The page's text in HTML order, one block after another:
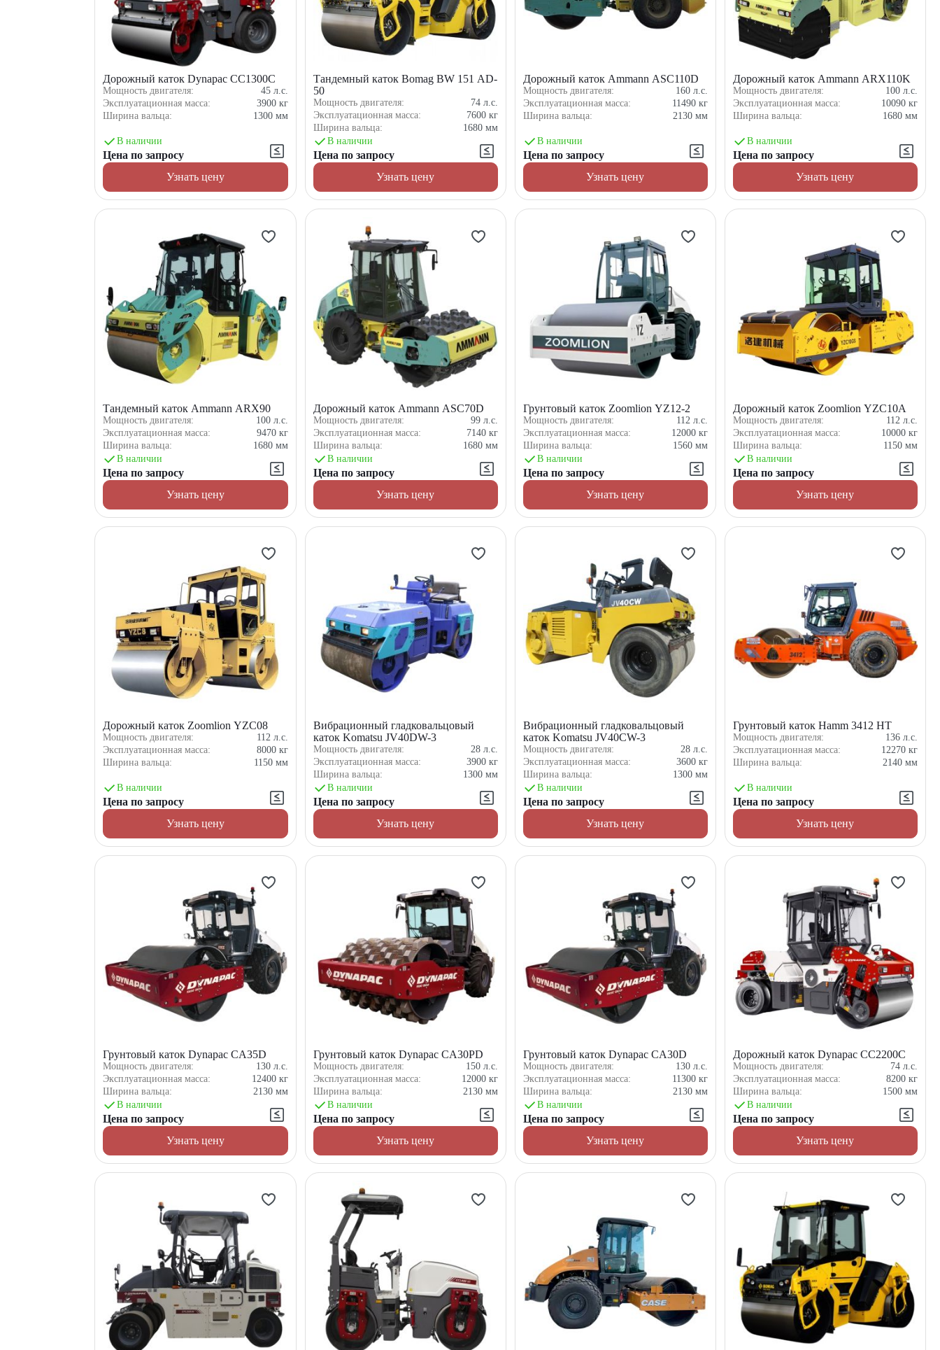
Дорожный каток Dynapac CC1300C
Мощность двигателя: 45 л.с.
Эксплуатационная масса:
3900 кг
Ширина вальца:
1300 мм
В наличии
Цена по запросу
Узнать цену
Тандемный каток Bomag BW 151 AD-
50
Мощность двигателя: 74 л.с.
Эксплуатационная масса:
7600 кг
Ширина вальца:
1680 мм
В наличии
Цена по запросу
Узнать цену
Дорожный каток Ammann ASC110D
Мощность двигателя: 160 л.с.
Эксплуатационная масса:
11490 кг
Ширина вальца:
2130 мм
В наличии
Цена по запросу
Узнать цену
Дорожный каток Ammann ARX110K
Мощность двигателя: 100 л.с.
Эксплуатационная масса:
10090 кг
Ширина вальца:
1680 мм
В наличии
Цена по запросу
Узнать цену
Тандемный каток Ammann ARX90
Мощность двигателя: 100 л.с.
Эксплуатационная масса:
9470 кг
Ширина вальца:
1680 мм
В наличии
Цена по запросу
Узнать цену
Дорожный каток Ammann ASC70D
Мощность двигателя: 99 л.с.
Эксплуатационная масса:
7140 кг
Ширина вальца:
1680 мм
В наличии
Цена по запросу
Узнать цену
Грунтовый каток Zoomlion YZ12-2
Мощность двигателя: 112 л.с.
Эксплуатационная масса:
12000 кг
Ширина вальца:
1560 мм
В наличии
Цена по запросу
Узнать цену
Дорожный каток Zoomlion YZC10A
Мощность двигателя: 112 л.с.
Эксплуатационная масса:
10000 кг
Ширина вальца:
1150 мм
В наличии
Цена по запросу
Узнать цену
Дорожный каток Zoomlion YZC08
Мощность двигателя: 112 л.с.
Эксплуатационная масса:
8000 кг
Ширина вальца:
1150 мм
В наличии
Цена по запросу
Узнать цену
Вибрационный гладковальцовый
каток Komatsu JV40DW-3
Мощность двигателя: 28 л.с.
Эксплуатационная масса:
3900 кг
Ширина вальца:
1300 мм
В наличии
Цена по запросу
Узнать цену
Вибрационный гладковальцовый
каток Komatsu JV40CW-3
Мощность двигателя: 28 л.с.
Эксплуатационная масса:
3600 кг
Ширина вальца:
1300 мм
В наличии
Цена по запросу
Узнать цену
Грунтовый каток Hamm 3412 HT
Мощность двигателя: 136 л.с.
Эксплуатационная масса:
12270 кг
Ширина вальца:
2140 мм
В наличии
Цена по запросу
Узнать цену
Грунтовый каток Dynapac CA35D
Мощность двигателя: 130 л.с.
Эксплуатационная масса:
12400 кг
Ширина вальца:
2130 мм
В наличии
Цена по запросу
Узнать цену
Грунтовый каток Dynapac CA30PD
Мощность двигателя: 150 л.с.
Эксплуатационная масса:
12000 кг
Ширина вальца:
2130 мм
В наличии
Цена по запросу
Узнать цену
Грунтовый каток Dynapac CA30D
Мощность двигателя: 130 л.с.
Эксплуатационная масса:
11300 кг
Ширина вальца:
2130 мм
В наличии
Цена по запросу
Узнать цену
Дорожный каток Dynapac CC2200C
Мощность двигателя: 74 л.с.
Эксплуатационная масса:
8200 кг
Ширина вальца:
1500 мм
В наличии
Цена по запросу
Узнать цену